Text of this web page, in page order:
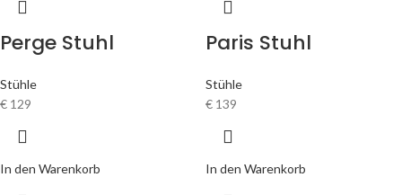
Perge Stuhl
Stühle
€ 129
In den Warenkorb
Paris Stuhl
Stühle
€ 139
In den Warenkorb